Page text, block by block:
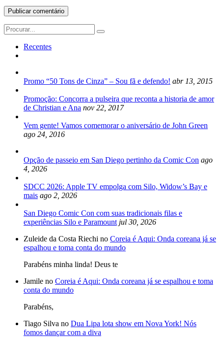
Search
for:
Recentes
Promo “50 Tons de Cinza” – Sou fã e defendo! abr 13, 2015
Promoção: Concorra a pulseira que reconta a historia de amor
de Christian e Ana nov 22, 2017
Vem gente! Vamos comemorar o aniversário de John Green
ago 24, 2016
Opção de passeio em San Diego pertinho da Comic Con ago
4, 2026
SDCC 2026: Apple TV empolga com Silo, Widow’s Bay e
mais ago 2, 2026
San Diego Comic Con com suas tradicionais filas e
experiências Silo e Paramount jul 30, 2026
Zuleide da Costa Riechi no Coreia é Aqui: Onda coreana já se
espalhou e toma conta do mundo
Parabéns minha linda! Deus te
Jamile no Coreia é Aqui: Onda coreana já se espalhou e toma
conta do mundo
Parabéns,
Tiago Silva no Dua Lipa lota show em Nova York! Nós
fomos dançar com a diva